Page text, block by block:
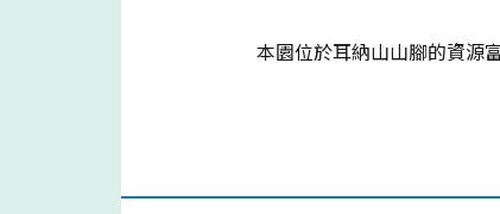
本園位於耳納山山腳的資源